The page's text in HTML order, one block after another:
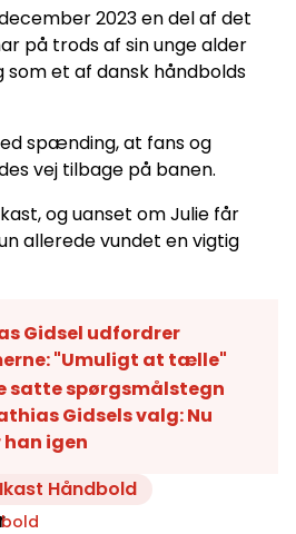
2023 en del af det
på trods af sin unge alder
et af dansk håndbolds
spænding, at fans og
vej tilbage på banen.
og uanset om Julie får
allerede vundet en vigtig
Gidsel udfordrer
"Umuligt at tælle"
satte spørgsmålstegn
Gidsels valg: Nu
igen
Ikast Håndbold